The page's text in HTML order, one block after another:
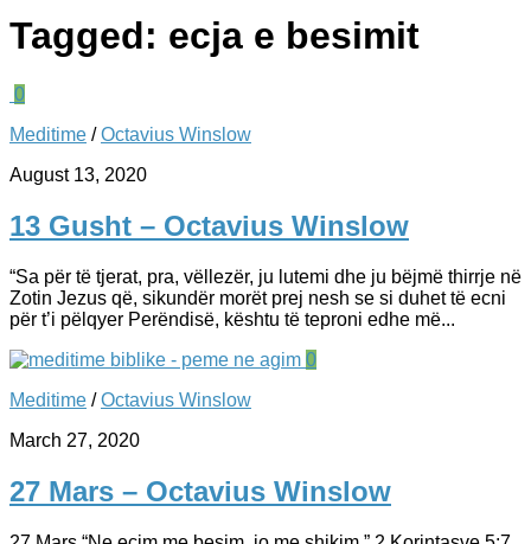
Tagged: ecja e besimit
0
Meditime /Octavius Winslow
August 13, 2020
13 Gusht – Octavius Winslow
“Sa për të tjerat, pra, vëllezër, ju lutemi dhe ju bëjmë thirrje në
Zotin Jezus që, sikundër morët prej nesh se si duhet të ecni
për t’i pëlqyer Perëndisë, kështu të teproni edhe më...
0
Meditime /Octavius Winslow
March 27, 2020
27 Mars – Octavius Winslow